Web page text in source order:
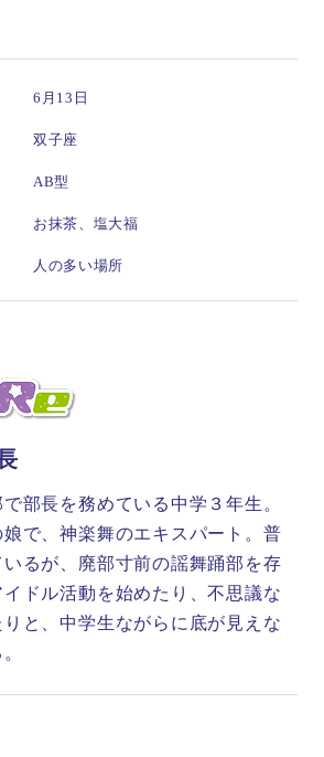
6月13日
双子座
AB型
お抹茶、塩大福
人の多い場所
部長を務めている中学３年生。
で、神楽舞のエキスパート。普
るが、廃部寸前の謡舞踊部を存
ドル活動を始めたり、不思議な
と、中学生ながらに底が見えな